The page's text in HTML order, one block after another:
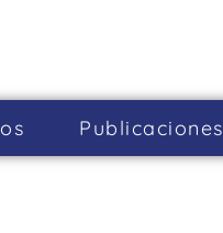
Publicaciones